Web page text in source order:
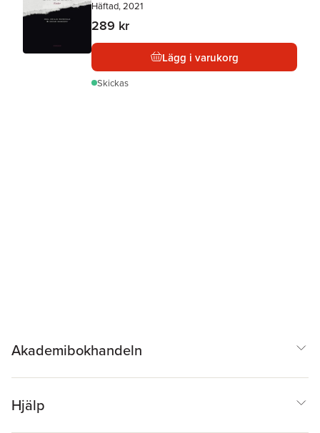
Häftad, 2021
289 kr
Lägg i varukorg
Skickas
Akademibokhandeln
Hjälp